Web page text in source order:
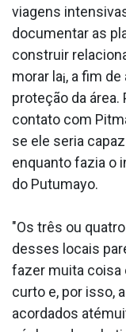
viagens
documentar as
construir
morar la¡, a fim
proteção da
contato com
se ele seria
enquanto fazia o
do Putumayo.
"Os três ou
desses locais
fazer muita coisa
curto e, por isso,
acordados